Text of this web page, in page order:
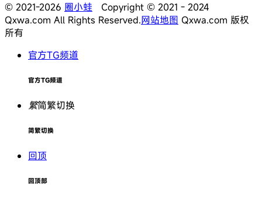
© 2021-2026 圈小蛙 Copyright © 2021 - 2024
Qxwa.com All Rights Reserved.网站地图 Qxwa.com 版权
所有
官方TG频道
官方TG频道
繁简繁切换
简繁切换
回顶
回顶部